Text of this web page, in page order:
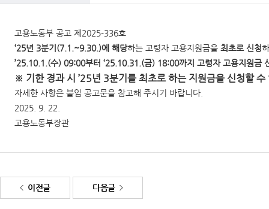
고용노동부 공고 제2025-336호
‘25년 3분기(7.1.~9.30.)에 해당하는 고령자 고용지원금을 최초로 신청
’25.10.1.(수) 09:00부터 ‘25.10.31.(금) 18:00까지 고령자 고용지원금
※ 기한 경과 시 ’25년 3분기를 최초로 하는 지원금을 신청할 수
자세한 사항은 붙임 공고문을 참고해 주시기 바랍니다.
2025. 9. 22.
고용노동부장관
이전글 다음글